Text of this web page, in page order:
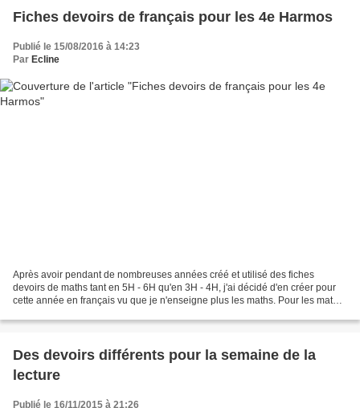
Fiches devoirs de français pour les 4e Harmos
Publié le 15/08/2016 à 14:23
Par Ecline
Après avoir pendant de nombreuses années créé et utilisé des fiches
devoirs de maths tant en 5H - 6H qu'en 3H - 4H, j'ai décidé d'en créer pour
cette année en français vu que je n'enseigne plus les maths. Pour les maths,
Des devoirs différents pour la semaine de la
lecture
Publié le 16/11/2015 à 21:26